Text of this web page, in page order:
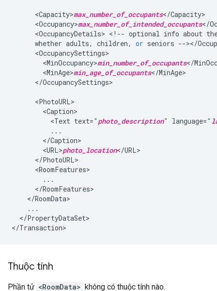
<Capacity>max_number_of_occupants</Capacity
<Occupancy>max_number_of_intended_occupants</
<OccupancyDetails> < ! -- optional info about
whether adults, children, or seniors --></
<OccupancySettings
<MinOccupancy>min_number_of_occupants</
<MinAge>min_age_of_occupants</MinAge
</OccupancySettings>
<PhotoURL
<Caption
<Text text=" photo_description" language="
...
</Caption
<URL>photo_location</URL
</PhotoURL
<RoomFeatures
...
</RoomFeatures
</RoomData
...
</PropertyDataSet>
</Transaction>
Thuộc tính
Phần tử <RoomData> không có thuộc tính nào.